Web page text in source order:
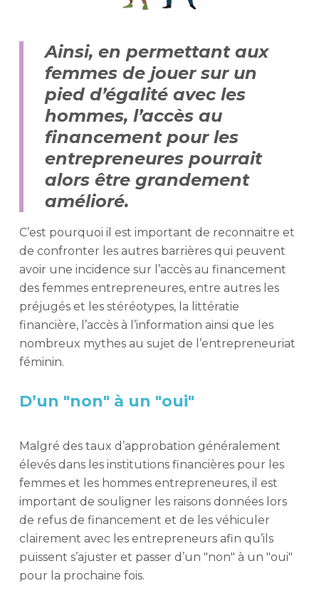
Ainsi, en permettant aux
femmes de jouer sur un
pied d’égalité avec les
hommes, l’accès au
financement pour les
entrepreneures pourrait
alors être grandement
amélioré.
C’est pourquoi il est important de reconnaitre et
de confronter les autres barrières qui peuvent
avoir une incidence sur l’accès au financement
des femmes entrepreneures, entre autres les
préjugés et les stéréotypes, la littératie
financière, l’accès à l’information ainsi que les
nombreux mythes au sujet de l’entrepreneuriat
féminin.
D’un "non" à un "oui"
Malgré des taux d’approbation généralement
élevés dans les institutions financières pour les
femmes et les hommes entrepreneures, il est
important de souligner les raisons données lors
de refus de financement et de les véhiculer
clairement avec les entrepreneurs afin qu’ils
puissent s’ajuster et passer d’un "non" à un "oui"
pour la prochaine fois.